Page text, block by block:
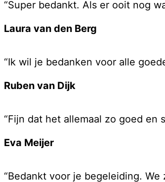
“Super bedankt. Als er ooit nog
Laura van den Berg
“Ik wil je bedanken voor alle
Ruben van Dijk
“Fijn dat het allemaal zo goed en
Eva Meijer
“Bedankt voor je begeleiding.